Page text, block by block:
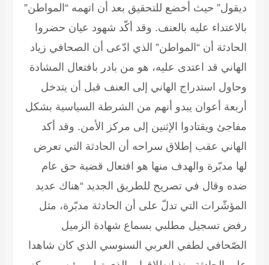
ديقول” حيث أخضع للتحقيق بعد أن اتهمه “المواطن”
بالاعتداء عليه بالعنف. وقد أكّد شهود عيان حضروا
الحادثة أن “المواطن” الذي ادّعى أن الصحافي زياد
الهاني قد اعتدى عليه، هو من بادر بافتعال المشادة
وحاول استدراج الهاني إلى العنف قبل أن يتدخل
أربعة أعوان يبدو أنهم من الشرطة السياسية بشكل
مفاجئ ويقتادوا الإثنين إلى مركز الأمن. وقد أكد
الهاني عقب إطلاق سراحه أن الحادثة التي تعرض
لها مدبّرة والهدف منها هو افتعال قضية حق عام
ضده وقال في تصريح للطريق الجديد “هناك عديد
المؤشّرات التي تدلّ على أن الحادثة مدبّرة، مثل
رفض تسجيل مطلبي بسماع شهادة الزميل
الصّحافي لطفي العربي السنوسي الذي كان شاهدا